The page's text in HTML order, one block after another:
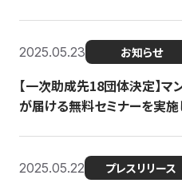
2025.05.23 お知らせ
【一次助成先18団体決定】
が届ける無料セミナーを実施
2025.05.22 プレスリリース